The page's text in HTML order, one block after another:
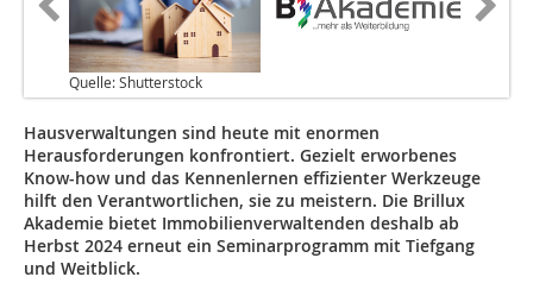
Quelle: Shutterstock
Hausverwaltungen sind heute mit enormen
Herausforderungen konfrontiert. Gezielt erworbenes
Know-how und das Kennenlernen effizienter Werkzeuge
hilft den Verantwortlichen, sie zu meistern. Die Brillux
Akademie bietet Immobilienverwaltenden deshalb ab
Herbst 2024 erneut ein Seminarprogramm mit Tiefgang
und Weitblick.